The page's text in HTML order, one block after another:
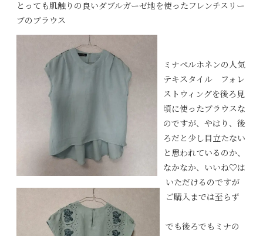
とっても肌触りの良いダブルガーゼ地を使ったフレンチスリー
ブのブラウス
ミナペルホネンの人気
テキスタイル フォレ
ストウィングを後ろ見
頃に使ったブラウスな
のですが、やはり、後
ろだと少し目立たない
と思われているのか、
なかなか、いいね♡は
いただけるのですが
ご購入までは至らず
でも後ろでもミナの